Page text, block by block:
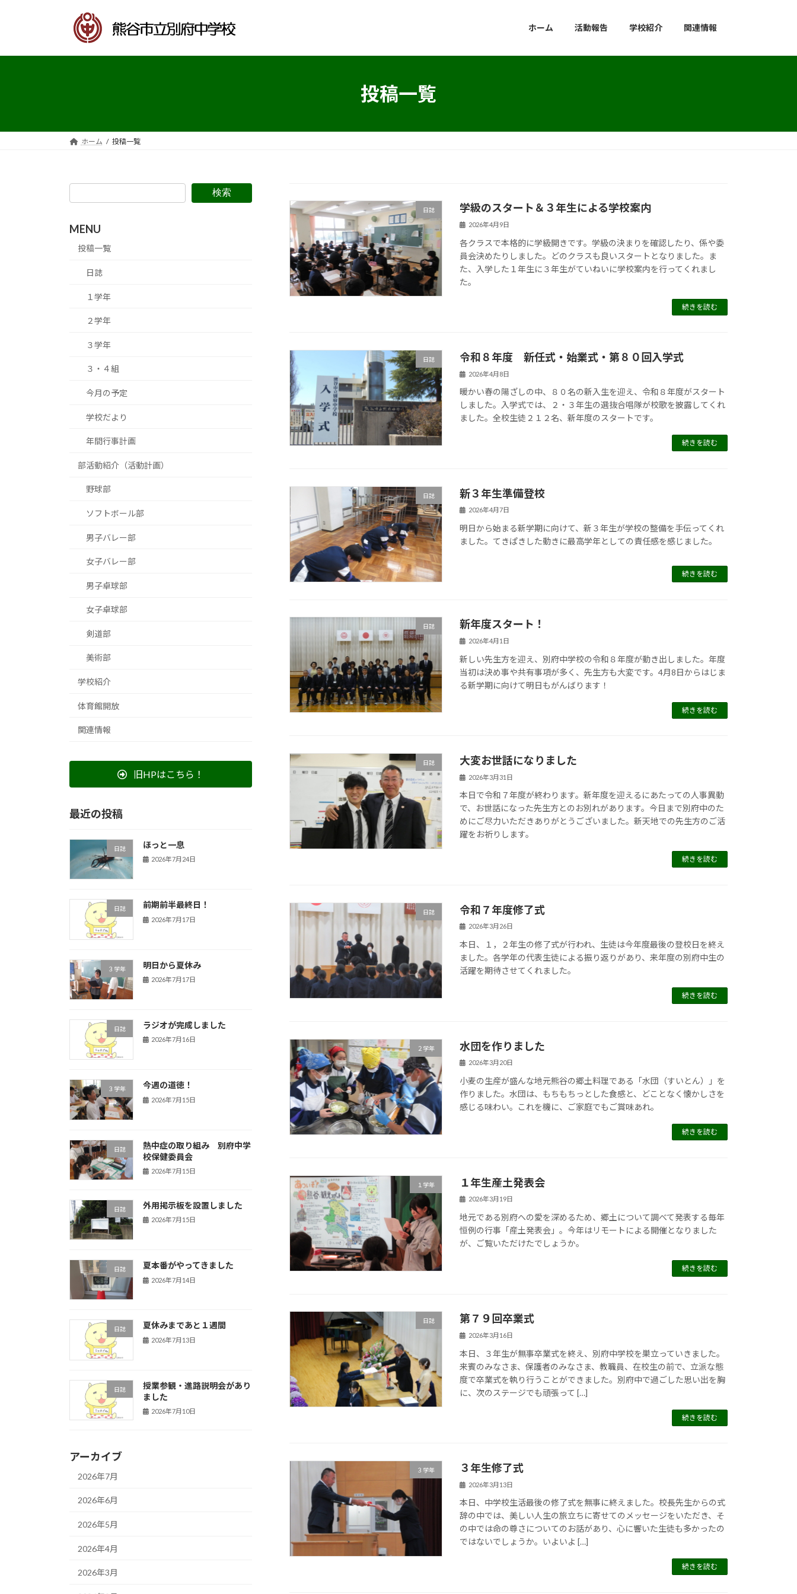
プ
動
ホーム 活動報告 学校紹介 関連情報
投稿一覧
ホーム 投稿一覧
日誌 学級のスタート＆３年生による学校案内
2026年4月9日
各クラスで本格的に学級開きです。学級の決まりを確認したり、係や委
員会決めたりしました。どのクラスも良いスタートとなりました。ま
た、入学した１年生に３年生がていねいに学校案内を行ってくれまし
た。
続きを読む
日誌 令和８年度 新任式・始業式・第８０回入学式
2026年4月8日
暖かい春の陽ざしの中、８０名の新入生を迎え、令和８年度がスタート
しました。入学式では、２・３年生の選抜合唱隊が校歌を披露してくれ
ました。全校生徒２１２名、新年度のスタートです。
続きを読む
日誌 新３年生準備登校
2026年4月7日
明日から始まる新学期に向けて、新３年生が学校の整備を手伝ってくれ
ました。てきぱきした動きに最高学年としての責任感を感じました。
続きを読む
日誌 新年度スタート！
2026年4月1日
新しい先生方を迎え、別府中学校の令和８年度が動き出しました。年度
当初は決め事や共有事項が多く、先生方も大変です。4月8日からはじま
る新学期に向けて明日もがんばります！
続きを読む
日誌 大変お世話になりました
2026年3月31日
本日で令和７年度が終わります。新年度を迎えるにあたっての人事異動
で、お世話になった先生方とのお別れがあります。今日まで別府中のた
めにご尽力いただきありがとうございました。新天地での先生方のご活
躍をお祈りします。
続きを読む
日誌 令和７年度修了式
2026年3月26日
本日、１，２年生の修了式が行われ、生徒は今年度最後の登校日を終え
ました。各学年の代表生徒による振り返りがあり、来年度の別府中生の
活躍を期待させてくれました。
続きを読む
２学年 水団を作りました
2026年3月20日
小麦の生産が盛んな地元熊谷の郷土料理である「水団（すいとん）」を
作りました。水団は、もちもちっとした食感と、どことなく懐かしさを
感じる味わい。これを機に、ご家庭でもご賞味あれ。
続きを読む
１学年 １年生産土発表会
2026年3月19日
地元である別府への愛を深めるため、郷土について調べて発表する毎年
恒例の行事「産土発表会」。今年はリモートによる開催となりました
が、ご覧いただけたでしょうか。
続きを読む
日誌 第７９回卒業式
2026年3月16日
本日、３年生が無事卒業式を終え、別府中学校を巣立っていきました。
来賓のみなさま、保護者のみなさま、教職員、在校生の前で、立派な態
度で卒業式を執り行うことができました。別府中で過ごした思い出を胸
に、次のステージでも頑張って […]
続きを読む
３学年 ３年生修了式
2026年3月13日
本日、中学校生活最後の修了式を無事に終えました。校長先生からの式
辞の中では、美しい人生の旅立ちに寄せてのメッセージをいただき、そ
の中では命の尊さについてのお話があり、心に響いた生徒も多かったの
ではないでしょうか。いよいよ […]
続きを読む
検索
MENU
投稿一覧
日誌
１学年
２学年
３学年
３・４組
今月の予定
学校だより
年間行事計画
部活動紹介（活動計画）
野球部
ソフトボール部
男子バレー部
女子バレー部
男子卓球部
女子卓球部
剣道部
美術部
学校紹介
体育館開放
関連情報
旧HPはこちら！
最近の投稿
日誌 ほっと一息
2026年7月24日
日誌 前期前半最終日！
2026年7月17日
３学年 明日から夏休み
2026年7月17日
日誌 ラジオが完成しました
2026年7月16日
３学年 今週の道徳！
2026年7月15日
日誌
熱中症の取り組み 別府中学
校保健委員会
2026年7月15日
日誌 外用掲示板を設置しました
2026年7月15日
日誌 夏本番がやってきました
2026年7月14日
日誌 夏休みまであと１週間
2026年7月13日
日誌
授業参観・進路説明会があり
ました
2026年7月10日
アーカイブ
2026年7月
2026年6月
2026年5月
2026年4月
2026年3月